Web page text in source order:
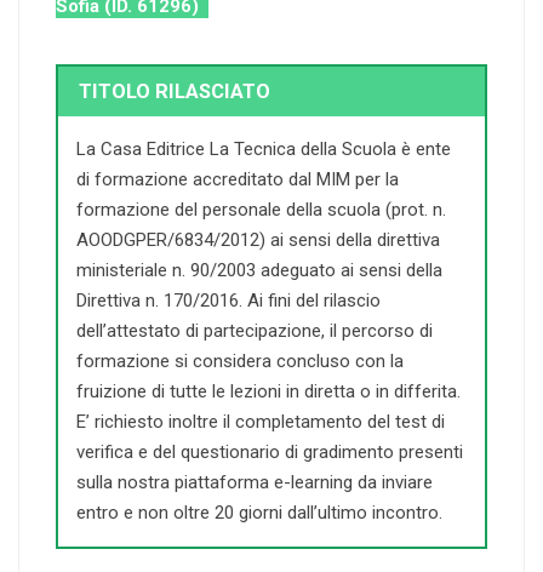
Sofia (ID. 61296)
TITOLO RILASCIATO
La Casa Editrice La Tecnica della Scuola è ente
di formazione accreditato dal MIM per la
formazione del personale della scuola (prot. n.
AOODGPER/6834/2012) ai sensi della direttiva
ministeriale n. 90/2003 adeguato ai sensi della
Direttiva n. 170/2016. Ai fini del rilascio
dell’attestato di partecipazione, il percorso di
formazione si considera concluso con la
fruizione di tutte le lezioni in diretta o in differita.
E’ richiesto inoltre il completamento del test di
verifica e del questionario di gradimento presenti
sulla nostra piattaforma e-learning da inviare
entro e non oltre 20 giorni dall’ultimo incontro.